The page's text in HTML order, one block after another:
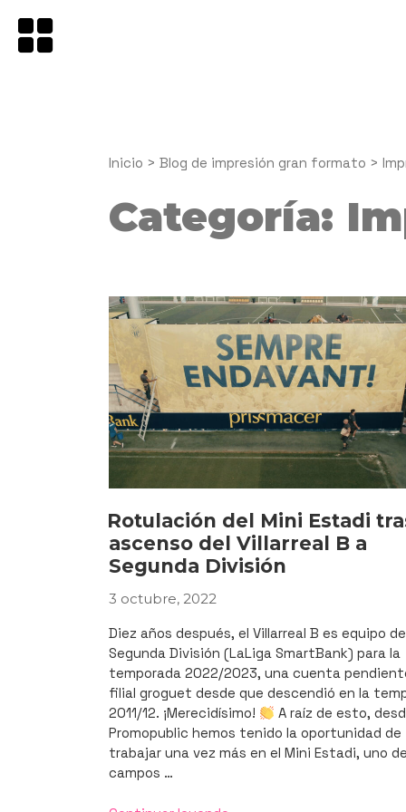
contenido
Inicio > Blog de impresión gran formato >
Categoría:
Rotulación del Mini Estadi
ascenso del Villarreal B a
Segunda División
PUBLICADO
3 octubre, 2022
Diez años después, el Villarreal B es equipo de
Segunda División (LaLiga SmartBank) para la
temporada 2022/2023, una cuenta
filial groguet desde que descendió en la
2011/12. ¡Merecidísimo!
A raíz de esto,
Promopublic hemos tenido la oportunidad de
trabajar una vez más en el Mini Estadi, uno
campos …